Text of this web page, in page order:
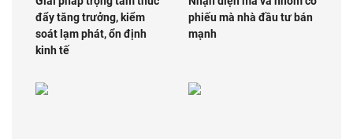
đẩy tăng trưởng, kiểm
soát lạm phát, ổn định
kinh tế
phiếu mà nhà đầu tư bán
mạnh